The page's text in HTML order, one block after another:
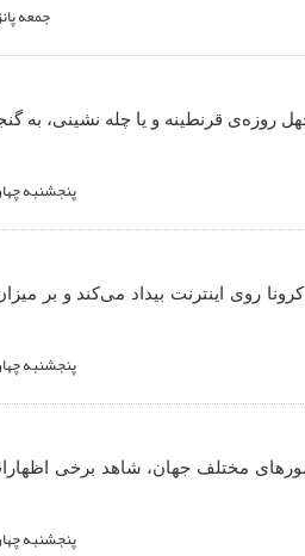
جمعه
روزه‌ی قرنطینه و یا چله نشینی، به
پنجشنبه
روی اینترنت بیداد می‌کند و بر
پنجشنبه
مختلف جهان، شاهد برخی
پنجشنبه